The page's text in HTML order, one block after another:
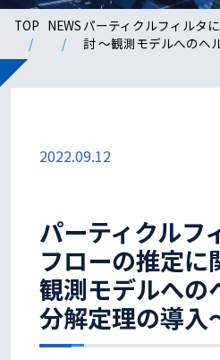
TOP NEWS パーティクルフィルタ
討 〜観測モデルへのヘ
2022.09.12
パーティクルフ
フローの推定に
観測モデルへの
分解定理の導入